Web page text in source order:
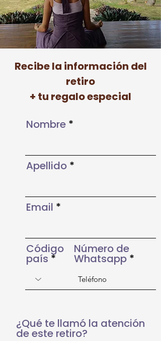
Recibe la información del
retiro
+ tu regalo especial
Nombre
Apellido
Email
Código
país
Número de
Whatsapp
¿Qué te llamó la atención
de este retiro?